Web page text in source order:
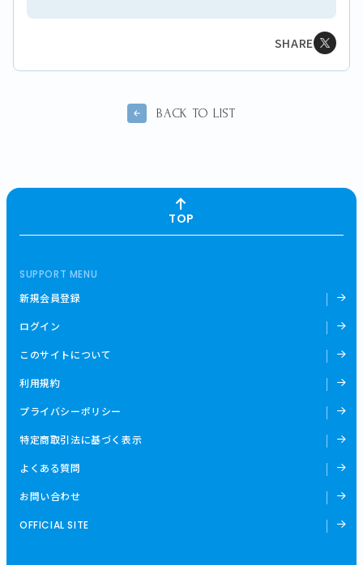
SHARE
BACK TO LIST
TOP
SUPPORT MENU
新規会員登録
ログイン
このサイトについて
利用規約
プライバシーポリシー
特定商取引法に基づく表示
よくある質問
お問い合わせ
OFFICIAL SITE